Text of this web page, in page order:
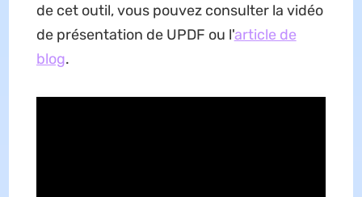
de cet outil, vous pouvez consulter la vidéo
de présentation de UPDF ou l'article de
blog.